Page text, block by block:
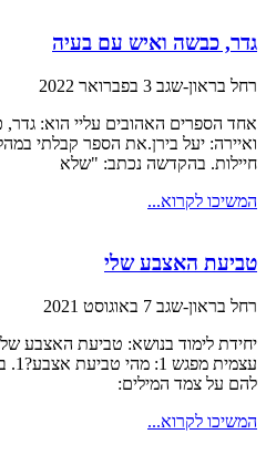
גדר, כבשה ואיש עם בעיה
רחל בראון-שגב 3 בפברואר 2022
אחד הספרים האהובים עליי הוא:
ואיירה: יעל בירן.את הספר קבלתי
חיילות. בהקדשה נכתב: "שלא
המשיכו לקרוא...
טביעת האצבע שלי
רחל בראון-שגב 7 באוגוסט 2021
יחידת לימוד בנושא: טביעת האצבע
להם על צמד המילים:
המשיכו לקרוא...